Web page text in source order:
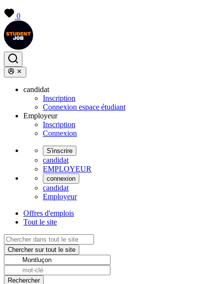
0
candidat
Inscription
Connexion espace étudiant
Employeur
Inscription
Connexion
S'inscrire
candidat
EMPLOYEUR
connexion
candidat
Employeur
Offres d'emplois
Tout le site